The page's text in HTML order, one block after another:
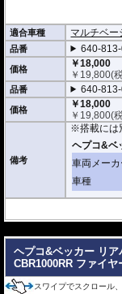
ターを併用することで、
多様な使い方が可能であ
に確実な取付が行えます
・シャープなイメージ
グ「Royster」C-Bow用
・ソフトバッグでありな
を誇り、高速走行でも安
0km/h)。
・防水仕様 (完全防水を
・サイドにあしらわれ
・ バッグの開閉ロック
ション
の使用が可能。
・サイズ H x W x D : 約
適合車種 マルチベー
品番 640-
価格
￥18,000
￥ 19,800(
品番 640-813-
価格
￥18,000
￥ 19,800(
備考
※搭載には
ヘプコ&ベッカー リア
CBR1000RR ファイ
スワイプでスクロール